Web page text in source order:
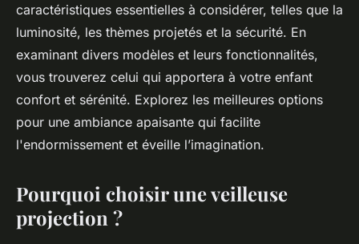
caractéristiques essentielles à considérer, telles que la
luminosité, les thèmes projetés et la sécurité. En
examinant divers modèles et leurs fonctionnalités,
vous trouverez celui qui apportera à votre enfant
confort et sérénité. Explorez les meilleures options
pour une ambiance apaisante qui facilite
l'endormissement et éveille l’imagination.
Pourquoi choisir une veilleuse
projection ?